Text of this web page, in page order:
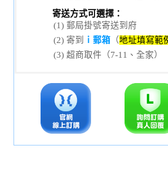
寄送方式可選擇：
(1) 郵局掛號寄送到府
(2) 寄到
ｉ郵箱（地址填寫範
(3) 超商取件（7-11、全家）